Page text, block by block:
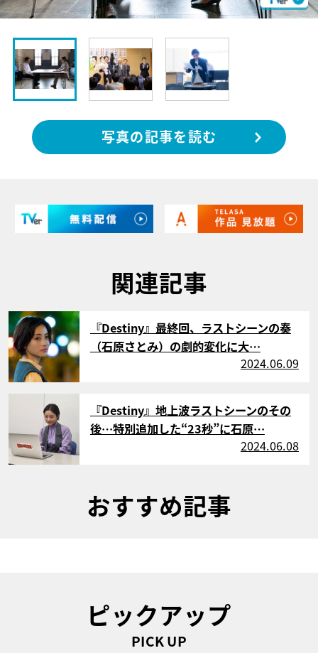
写真の記事を読む
関連記事
サムネイル
『Destiny』最終回、ラストシーンの奏
（石原さとみ）の劇的変化に大…
2024.06.09
サムネイル
『Destiny』地上波ラストシーンのその
後…特別追加した“23秒”に石原…
2024.06.08
おすすめ記事
ピックアップ
PICK UP